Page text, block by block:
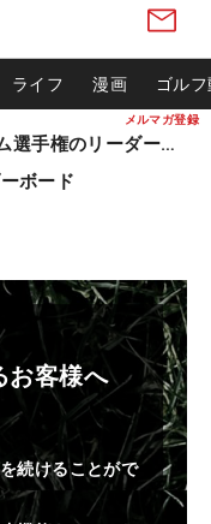
メルマガ登録
ライフ 漫画 ゴル
松山英樹ら出場 ウィンダム選手権のリーダーボード
ボード
お客様へ
続けることがで